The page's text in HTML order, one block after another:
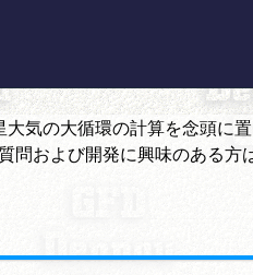
の大循環の計算を念頭に
問および開発に興味のある方